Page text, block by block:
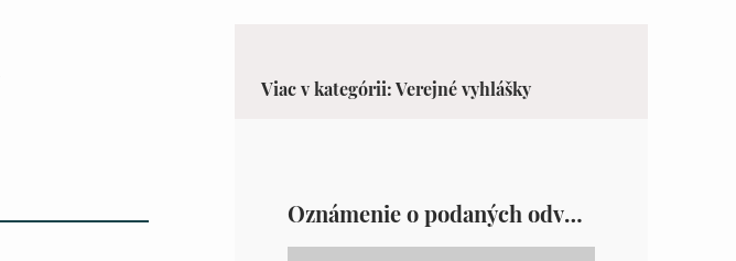
Viac v kategórii: Verejné vyhlášky
Oznámenie o podaných odvolaniach a upovedomenie účastníkov konania o obsahu podaných odvolani – Verejná vyhláška